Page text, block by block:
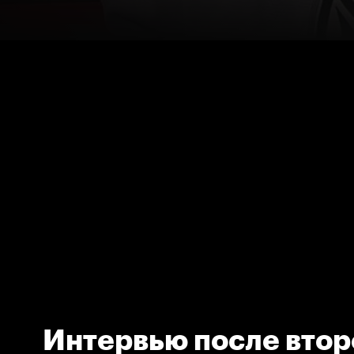
Интервью после